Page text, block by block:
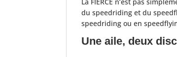
du speedriding et du
speedriding ou en
Une aile, deux